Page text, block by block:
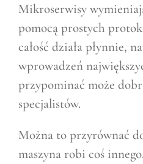
Mikroserwisy
pomocą prostych
całość działa płynnie,
wprowadzeń
przypominać może
specjalistów.
Można to przyrównać
maszyna robi coś